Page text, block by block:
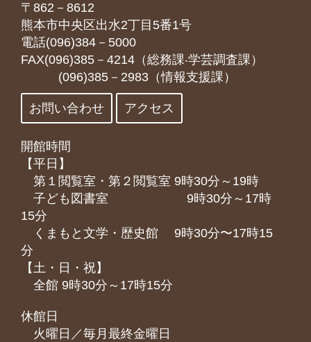
〒862－8612
熊本市中央区出水2丁目5番1号
電話(096)384－5000
FAX(096)385－4214（総務課‧学芸調査課）
(096)385－2983（情報支援課）
お問い合わせ アクセス
開館時間
【平日】
第１閲覧室・第２閲覧室 9時30分～19時
子ども図書室 9時30分～17時
15分
くまもと⽂学・歴史館 9時30分〜17時15
分
【土・日・祝】
全館 9時30分～17時15分
休館日
火曜日／毎月最終金曜日